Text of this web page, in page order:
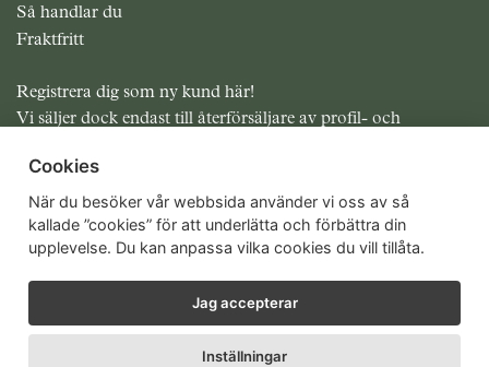
Så handlar du
Fraktfritt
Registrera dig som ny kund här!
Vi säljer dock endast till återförsäljare av profil- och
Alla priser exklusive moms
Cookies
När du besöker vår webbsida använder vi oss av så
kallade ”cookies” för att underlätta och förbättra din
upplevelse. Du kan anpassa vilka cookies du vill tillåta.
Jag accepterar
Inställningar